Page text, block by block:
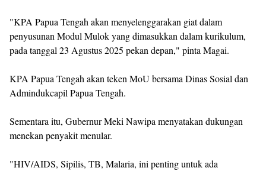
"KPA Papua Tengah akan menyelenggarakan giat dalam
penyusunan Modul Mulok yang dimasukkan dalam kurikulum,
pada tanggal 23 Agustus 2025 pekan depan," pinta Magai.
KPA Papua Tengah akan teken MoU bersama Dinas Sosial dan
Admindukcapil Papua Tengah.
Sementara itu, Gubernur Meki Nawipa menyatakan dukungan
menekan penyakit menular.
"HIV/AIDS, Sipilis, TB, Malaria, ini penting untuk ada